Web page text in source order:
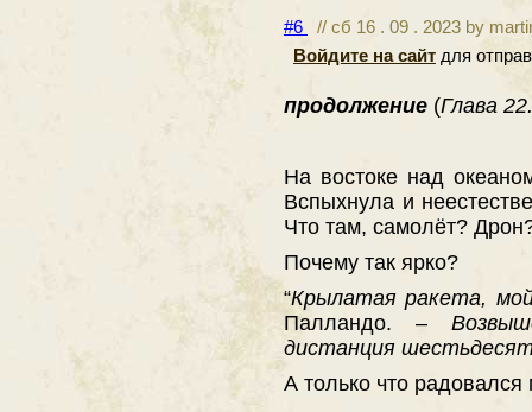
#6
// сб 16 . 09 . 2023 by
Войдите на сайт для
продолжение (Глава
На востоке над
Вспыхнула и
Что там, самолёт?
Почему так ярко?
“Крылатая ракета,
Палландо. –
дистанция
А только что